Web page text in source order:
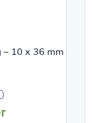
10 x 36 mm